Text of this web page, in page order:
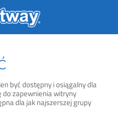
być dostępny i osiągalny dla
do zapewnienia witryny
dla jak najszerszej grupy